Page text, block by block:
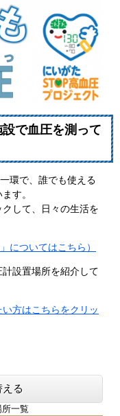
で血圧を測って
環で、誰でも使える
す。
して、日々の生活を
についてはこちら）
設置場所を紹介して
方はこちらをクリッ
る
所一覧